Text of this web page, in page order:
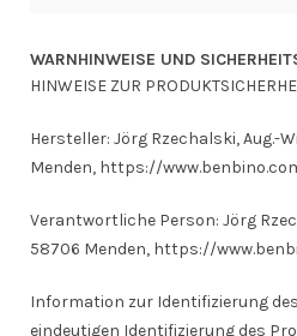
WARNHINWEISE UND
HINWEISE ZUR
Hersteller: Jörg Rzechalski, Aug.-
Menden, https://
Verantwortliche Person: Jörg
58706 Menden, https://
Information zur Identifizierung
eindeutigen Identifizierung des